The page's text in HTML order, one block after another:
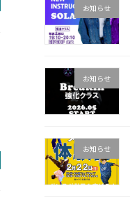
お知らせ
お知らせ
お知らせ